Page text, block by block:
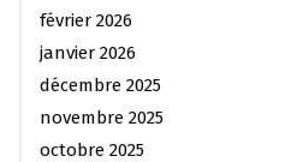
février 2026
janvier 2026
décembre 2025
novembre 2025
octobre 2025